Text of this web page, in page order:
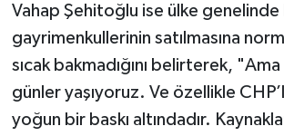
Vahap Şehitoğlu ise ülke
gayrimenkullerinin satılmasına
sıcak bakmadığını belirterek,
günler yaşıyoruz. Ve özellikle
yoğun bir baskı altındadır.